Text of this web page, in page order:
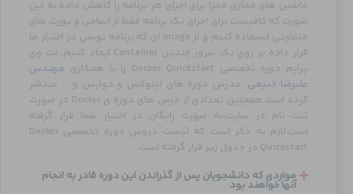
ماشین های مجازی مجزا برای اجرای هر برنامه را کاهش داده به این
صورت که کافیست برای اجرای یک برنامه فقط از اسامی و پورت های
متفاوتی استفاده کنیم و از Image ای که برنامه نویس در اختیار ما
قرار داده بر روی یک سرور چندین Container ایجاد کنیم. نت وی
پرایم دوره تخصصی Docker Quickstart را با همکاری
مهندس
علیرضا ذبیحی ، مدرس دوره های لینوکس و دواپس و … منتشر
کرده است.همچنین تعدادی از درس های دوره ی Docker در صورت
ثبت نام در سایت،به صورت رایگان در اختیار شما قرار گرفته
است.لازم به ذکر است که لیست دروس دوره تخصصی Docker
Quickstart در جدول زیر قرار گرفته است.
مواردی که دانشجویان پس از گذراندن این دوره قادر به انجام
آنها خواهند بود